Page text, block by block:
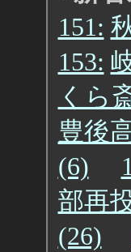
151:
153:
くら
豊後
(6)
部再
(26)